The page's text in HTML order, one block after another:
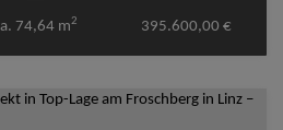
74,64 m2 395.600,00 €